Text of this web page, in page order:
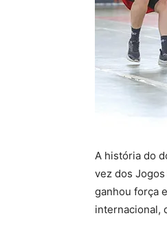
A história do
vez dos
ganhou força
internacional,